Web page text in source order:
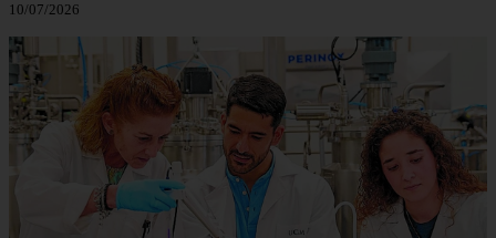
10/07/2026